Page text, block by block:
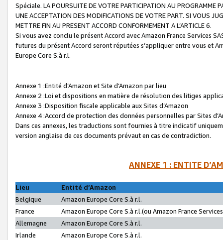
Spéciale. LA POURSUITE DE VOTRE PARTICIPATION AU PROGRAMME
UNE ACCEPTATION DES MODIFICATIONS DE VOTRE PART. SI VOUS
METTRE FIN AU PRESENT ACCORD CONFORMEMENT A L’ARTICLE 6.
Si vous avez conclu le présent Accord avec Amazon France Services
futures du présent Accord seront réputées s’appliquer entre vous et
Europe Core S.à r.l.
Annexe 1 :Entité d’Amazon et Site d’Amazon par lieu
Annexe 2 :Loi et dispositions en matière de résolution des litiges
Annexe 3 :Disposition fiscale applicable aux Sites d’Amazon
Annexe 4 :Accord de protection des données personnelles par Sites
Dans ces annexes, les traductions sont fournies à titre indicatif
version anglaise de ces documents prévaut en cas de contradiction.
ANNEXE 1 : ENTITE
Lieu
Entité d’Amazon
Belgique
Amazon Europe Core S.à r.l.
France
Amazon Europe Core S.à r.l.(ou Amazon France
Allemagne
Amazon Europe Core S.à r.l.
Irlande
Amazon Europe Core S.à r.l.